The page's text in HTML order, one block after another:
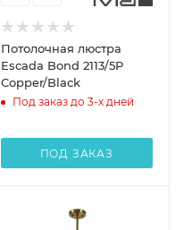
Потолочная люстра
Escada Bond 2113/5P
Copper/Black
Под заказ до 3-х дней
ПОД ЗАКАЗ